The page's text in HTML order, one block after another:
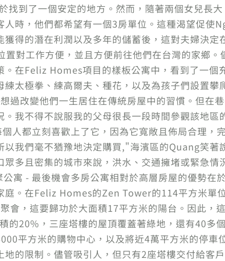
找到了一個安定的地方。然而，隨著兩個女兒長
人時，他們都希望有一個3房單位。這種渴望促使
得的潛在利潤以及多年的儲蓄後，這對夫婦決
對工作方便，並且方便前往他們在台灣的家鄉。
在Feliz Homes項目的樣板公寓中，看到了一個
太極拳、練高爾夫、種花，以及為孩子們設置攀
過改變他們一生居住在傳統房屋中的習慣。但在
我不得不說服我的父母很長一段時間參觀該地區
人都立刻喜歡上了它，因為它寬敞且佈局合理，
我們毫不猶豫地決定購買,"海濱區的Quang笑著
多且密集的城市來說，洪水、交通擁堵或緊急情
寓 - 最後機會多房公寓相對於高層房屋的優勢在
。在Feliz Homes的Zen Tower的114平方米單
會，這要歸功於大面積17平方米的陽台。因此，
的20%，三座塔樓的屋頂覆蓋著綠地，還有40多
平方米的購物中心，以及將近4萬平方米的停車
的限制。儘管吸引人，但只有2座塔樓交付給客